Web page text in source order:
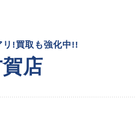
リ!買取も強化中!!
店